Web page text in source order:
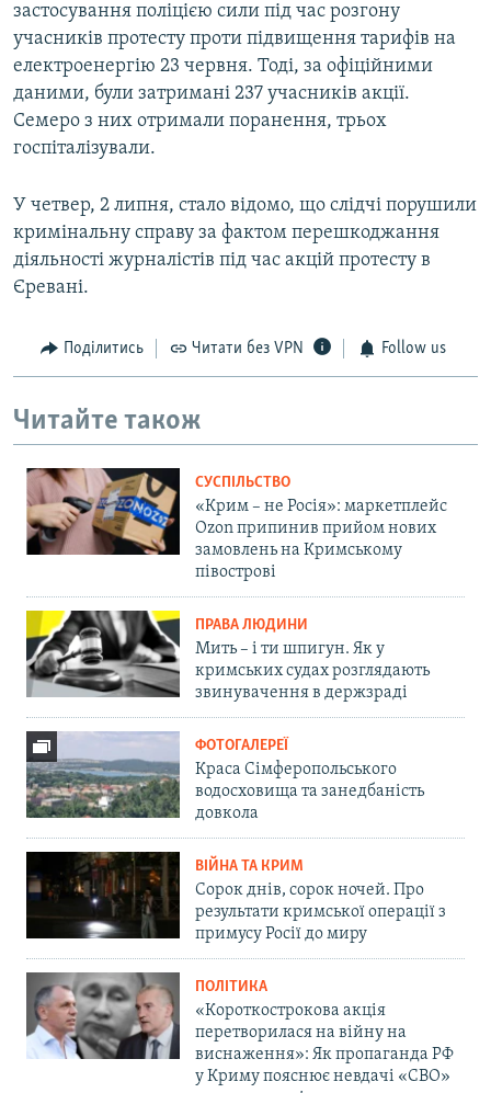
застосування поліцією сили під час розгону
учасників протесту проти підвищення тарифів на
електроенергію 23 червня. Тоді, за офіційними
даними, були затримані 237 учасників акції.
Семеро з них отримали поранення, трьох
госпіталізували.
У четвер, 2 липня, стало відомо, що слідчі порушили
кримінальну справу за фактом перешкоджання
діяльності журналістів під час акцій протесту в
Єревані.
Поділитись Читати без VPN Follow us
Читайте також
СУСПІЛЬСТВО
«Крим – не Росія»: маркетплейс
Ozon припинив прийом нових
замовлень на Кримському
півострові
ПРАВА ЛЮДИНИ
Мить – і ти шпигун. Як у
кримських судах розглядають
звинувачення в держзраді
ФОТОГАЛЕРЕЇ
Краса Сімферопольського
водосховища та занедбаність
довкола
ВІЙНА ТА КРИМ
Сорок днів, сорок ночей. Про
результати кримської операції з
примусу Росії до миру
ПОЛІТИКА
«Короткострокова акція
перетворилася на війну на
виснаження»: Як пропаганда РФ
у Криму пояснює невдачі «СВО»